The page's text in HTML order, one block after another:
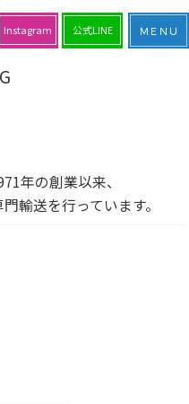
年の創業以来、
輸送を行っています。
公式LINE
Instagram